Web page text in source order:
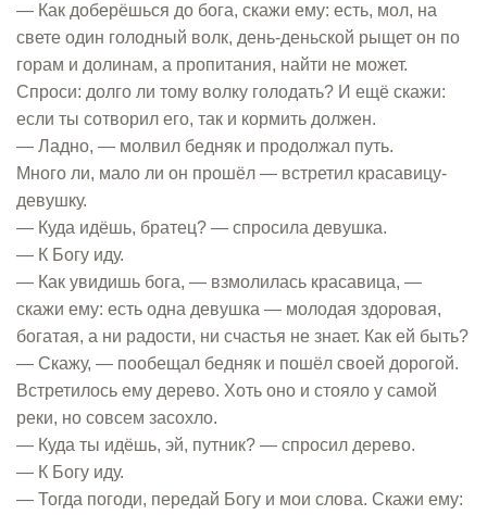
— Как доберёшься до бога, скажи ему: есть, мол, на
свете один голодный волк, день-деньской рыщет он по
горам и долинам, а пропитания, найти не может.
Спроси: долго ли тому волку голодать? И ещё скажи:
если ты сотворил его, так и кормить должен.
— Ладно, — молвил бедняк и продолжал путь.
Много ли, мало ли он прошёл — встретил красавицу-
девушку.
— Куда идёшь, братец? — спросила девушка.
— К Богу иду.
— Как увидишь бога, — взмолилась красавица, —
скажи ему: есть одна девушка — молодая здоровая,
богатая, а ни радости, ни счастья не знает. Как ей быть?
— Скажу, — пообещал бедняк и пошёл своей дорогой.
Встретилось ему дерево. Хоть оно и стояло у самой
реки, но совсем засохло.
— Куда ты идёшь, эй, путник? — спросил дерево.
— К Богу иду.
— Тогда погоди, передай Богу и мои слова. Скажи ему: